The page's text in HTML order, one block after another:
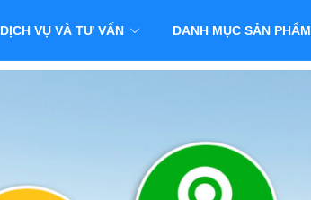
DỊCH VỤ VÀ TƯ VẤN DANH MỤC SẢN PHẨM